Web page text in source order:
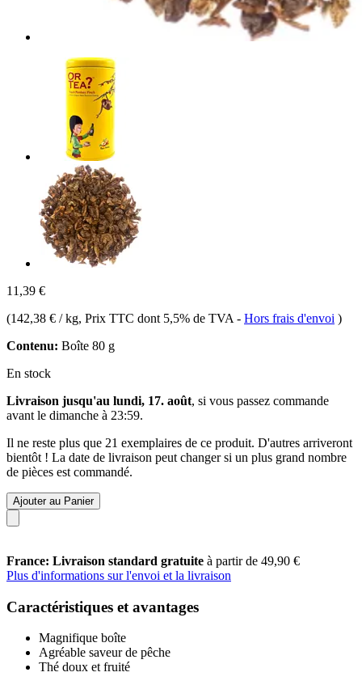
11,39 €
(142,38 € / kg, Prix TTC dont 5,5% de TVA - Hors frais d'envoi )
Contenu: Boîte 80 g
En stock
Livraison jusqu'au lundi, 17. août, si vous passez commande
avant le dimanche à 23:59.
Il ne reste plus que 21 exemplaires de ce produit. D'autres arriveront
bientôt ! La date de livraison peut changer si un plus grand nombre
de pièces est commandé.
Ajouter au Panier
France: Livraison standard gratuite à partir de 49,90 €
Plus d'informations sur l'envoi et la livraison
Caractéristiques et avantages
Magnifique boîte
Agréable saveur de pêche
Thé doux et fruité